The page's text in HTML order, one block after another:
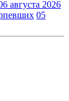
августа 2026
05